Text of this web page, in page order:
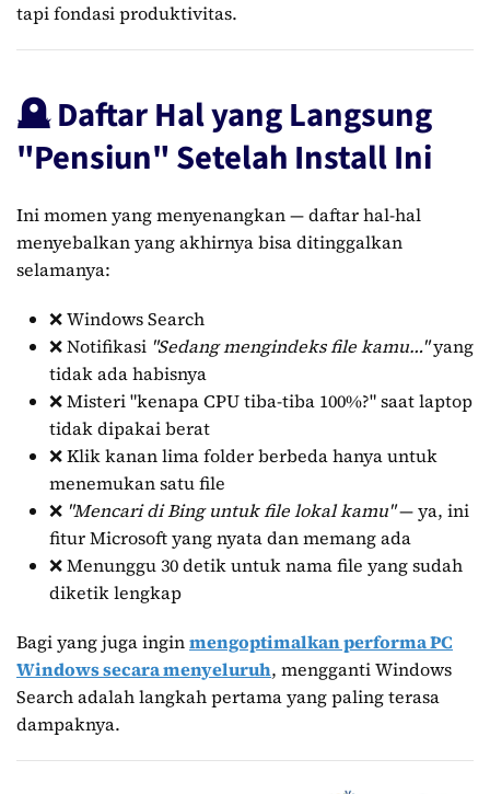
tapi fondasi produktivitas.
🪦 Daftar Hal yang Langsung
"Pensiun" Setelah Install Ini
Ini momen yang menyenangkan — daftar hal-hal
menyebalkan yang akhirnya bisa ditinggalkan
selamanya:
❌ Windows Search
❌ Notifikasi "Sedang mengindeks file kamu…"yang
tidak ada habisnya
❌ Misteri "kenapa CPU tiba-tiba 100%?" saat laptop
tidak dipakai berat
❌ Klik kanan lima folder berbeda hanya untuk
menemukan satu file
❌ "Mencari di Bing untuk file lokal kamu"— ya, ini
fitur Microsoft yang nyata dan memang ada
❌ Menunggu 30 detik untuk nama file yang sudah
diketik lengkap
Bagi yang juga inginmengoptimalkan performa PC
Windows secara menyeluruh, mengganti Windows
Search adalah langkah pertama yang paling terasa
dampaknya.